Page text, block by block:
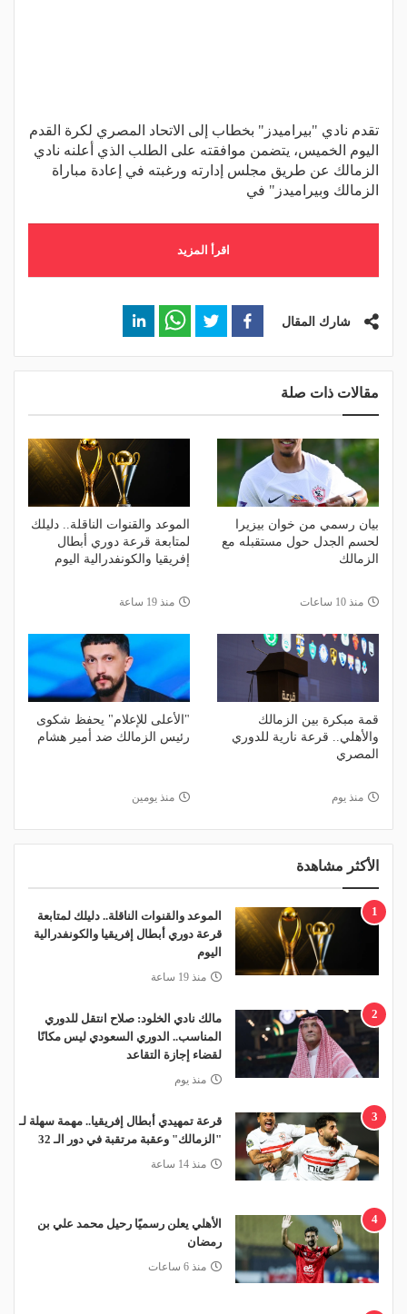
تقدم نادي "بيراميدز" بخطاب إلى الاتحاد المصري لكرة القدم
اليوم الخميس، يتضمن موافقته على الطلب الذي أعلنه نادي
الزمالك عن طريق مجلس إدارته ورغبته في إعادة مباراة
الزمالك وبيراميدز" في
اقرأ المزيد
شارك المقال
مقالات ذات صلة
بيان رسمي من خوان بيزيرا
لحسم الجدل حول مستقبله مع
الزمالك
منذ 10 ساعات
الموعد والقنوات الناقلة.. دليلك
لمتابعة قرعة دوري أبطال
إفريقيا والكونفدرالية اليوم
منذ 19 ساعة
قمة مبكرة بين الزمالك
والأهلي.. قرعة نارية للدوري
المصري
منذ يوم
"الأعلى للإعلام" يحفظ شكوى
رئيس الزمالك ضد أمير هشام
منذ يومين
الأكثر مشاهدة
1
الموعد والقنوات الناقلة.. دليلك لمتابعة
قرعة دوري أبطال إفريقيا والكونفدرالية
اليوم
منذ 19 ساعة
2
مالك نادي الخلود: صلاح انتقل للدوري
المناسب.. الدوري السعودي ليس مكانًا
لقضاء إجازة التقاعد
منذ يوم
3
قرعة تمهيدي أبطال إفريقيا.. مهمة سهلة لـ
"الزمالك" وعقبة مرتقبة في دور الـ 32
منذ 14 ساعة
4
الأهلي يعلن رسميًا رحيل محمد علي بن
رمضان
منذ 6 ساعات